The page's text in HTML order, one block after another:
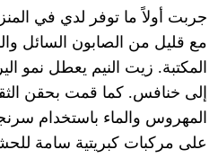
جربت أولاً ما توفر لدي في
مع قليل من الصابون السائل
المكتبة. زيت النيم يعطل نمو
إلى خنافس. كما قمت بحقن
المهروس والماء باستخدام
على مركبات كبريتية سامة